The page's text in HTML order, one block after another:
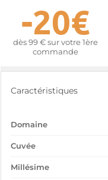
-20€
dès 99 € sur votre 1ère
commande
Caractéristiques
Domaine
Cuvée
Millésime